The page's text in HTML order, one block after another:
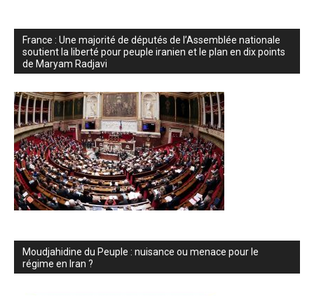
France : Une majorité de députés de l’Assemblée nationale
soutient la liberté pour peuple iranien et le plan en dix points
de Maryam Radjavi
Moudjahidine du Peuple : nuisance ou menace pour le
régime en Iran ?